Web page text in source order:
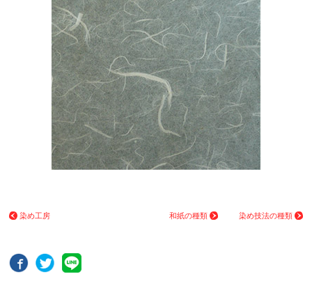
染め工房 和紙の種類 染め技法の種類